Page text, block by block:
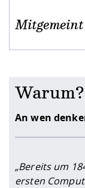
Kontakt und
Warum?
An wen
„Bereits um
ersten